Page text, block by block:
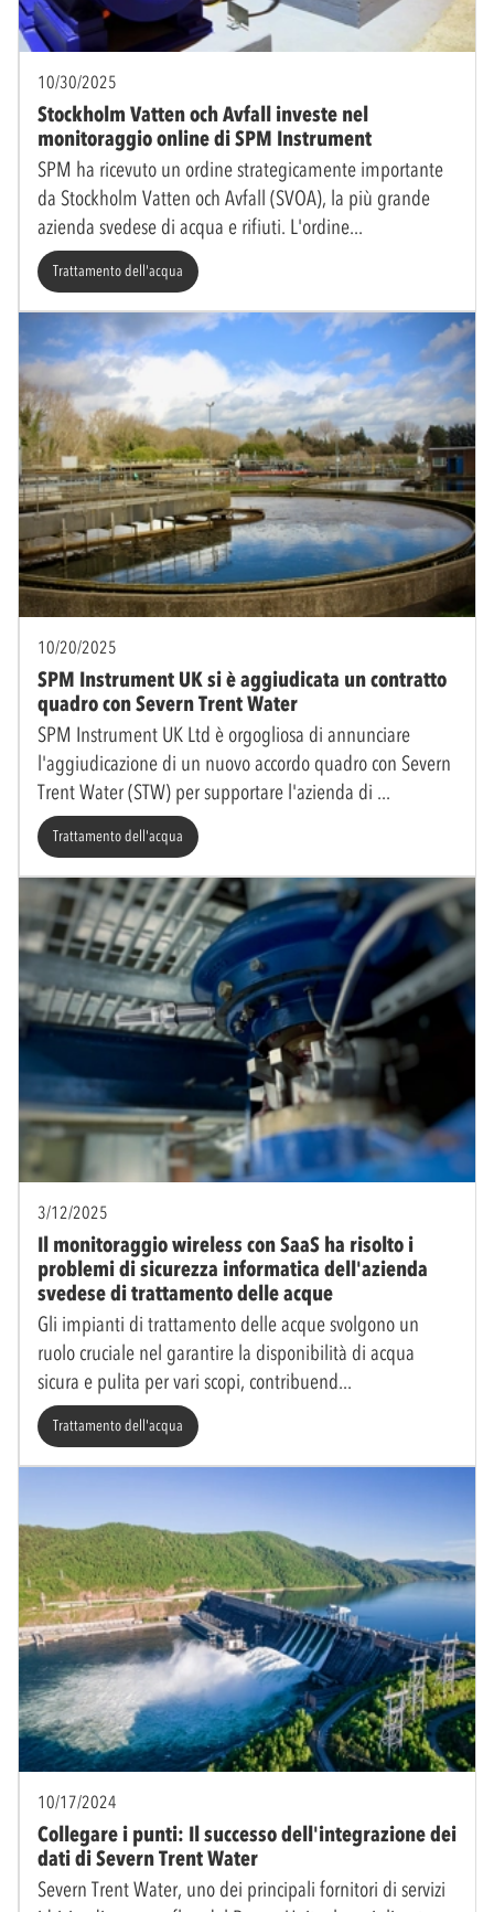
10/30/2025
Stockholm Vatten och Avfall investe nel
monitoraggio online di SPM Instrument
SPM ha ricevuto un ordine strategicamente importante
da Stockholm Vatten och Avfall (SVOA), la più grande
azienda svedese di acqua e rifiuti. L'ordine
Trattamento dell'acqua
10/20/2025
SPM Instrument UK si è aggiudicata un contratto
quadro con Severn Trent Water
SPM Instrument UK Ltd è orgogliosa di annunciare
l'aggiudicazione di un nuovo accordo quadro con Severn
Trent Water (STW) per supportare l'azienda di
Trattamento dell'acqua
3/12/2025
Il monitoraggio wireless con SaaS ha risolto i
problemi di sicurezza informatica dell'azienda
svedese di trattamento delle acque
Gli impianti di trattamento delle acque svolgono un
ruolo cruciale nel garantire la disponibilità di acqua
sicura e pulita per vari scopi, contribuend
Trattamento dell'acqua
10/17/2024
Collegare i punti: Il successo dell'integrazione dei
dati di Severn Trent Water
Severn Trent Water, uno dei principali fornitori di servizi